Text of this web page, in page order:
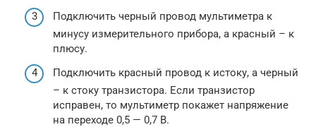
Подключить черный провод мультиметра к
минусу измерительного прибора, а красный – к
плюсу.
Подключить красный провод к истоку, а черный
– к стоку транзистора. Если транзистор
исправен, то мультиметр покажет напряжение
на переходе 0,5 — 0,7 В.